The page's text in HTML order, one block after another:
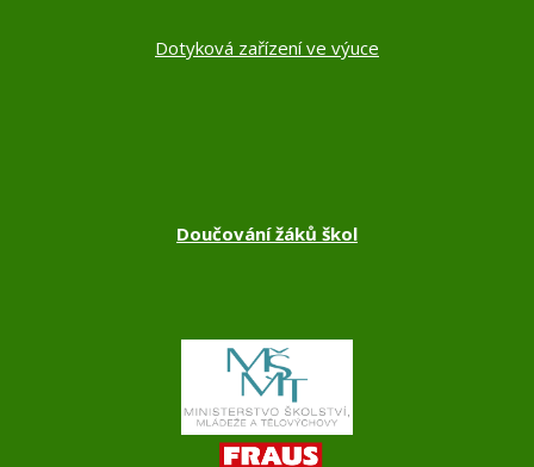
Dotyková zařízení ve výuce
Doučování žáků škol